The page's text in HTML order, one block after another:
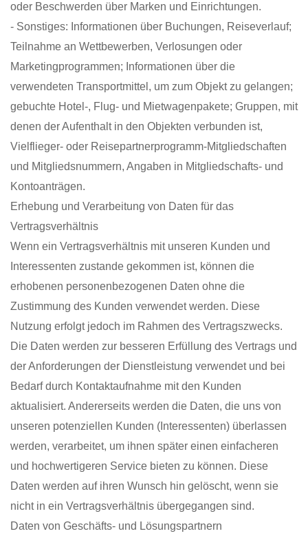
oder Beschwerden über Marken und Einrichtungen.
- Sonstiges: Informationen über Buchungen, Reiseverlauf;
Teilnahme an Wettbewerben, Verlosungen oder
Marketingprogrammen; Informationen über die
verwendeten Transportmittel, um zum Objekt zu gelangen;
gebuchte Hotel-, Flug- und Mietwagenpakete; Gruppen, mit
denen der Aufenthalt in den Objekten verbunden ist,
Vielflieger- oder Reisepartnerprogramm-Mitgliedschaften
und Mitgliedsnummern, Angaben in Mitgliedschafts- und
Kontoanträgen.
Erhebung und Verarbeitung von Daten für das
Vertragsverhältnis
Wenn ein Vertragsverhältnis mit unseren Kunden und
Interessenten zustande gekommen ist, können die
erhobenen personenbezogenen Daten ohne die
Zustimmung des Kunden verwendet werden. Diese
Nutzung erfolgt jedoch im Rahmen des Vertragszwecks.
Die Daten werden zur besseren Erfüllung des Vertrags und
der Anforderungen der Dienstleistung verwendet und bei
Bedarf durch Kontaktaufnahme mit den Kunden
aktualisiert. Andererseits werden die Daten, die uns von
unseren potenziellen Kunden (Interessenten) überlassen
werden, verarbeitet, um ihnen später einen einfacheren
und hochwertigeren Service bieten zu können. Diese
Daten werden auf ihren Wunsch hin gelöscht, wenn sie
nicht in ein Vertragsverhältnis übergegangen sind.
Daten von Geschäfts- und Lösungspartnern